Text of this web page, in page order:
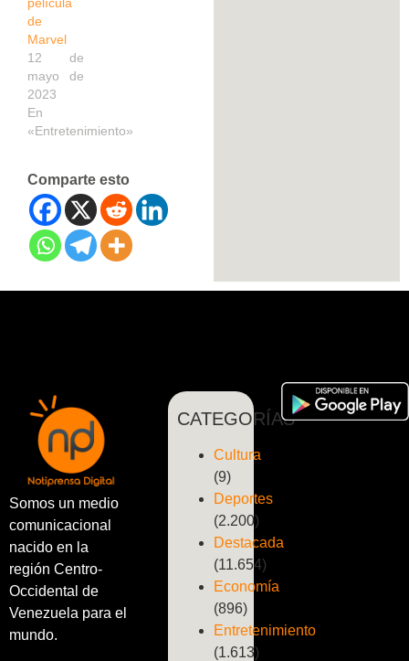
de
Marvel
12 de
mayo de
2023
En
«Entretenimiento»
Comparte esto
Somos un medio
comunicacional
nacido en la
región Centro-
Occidental de
Venezuela para el
mundo.
CATEGORÍAS
Cultura
(9)
Deportes
(2.200)
Destacada
(11.654)
Economía
(896)
Entretenimiento
(1.613)